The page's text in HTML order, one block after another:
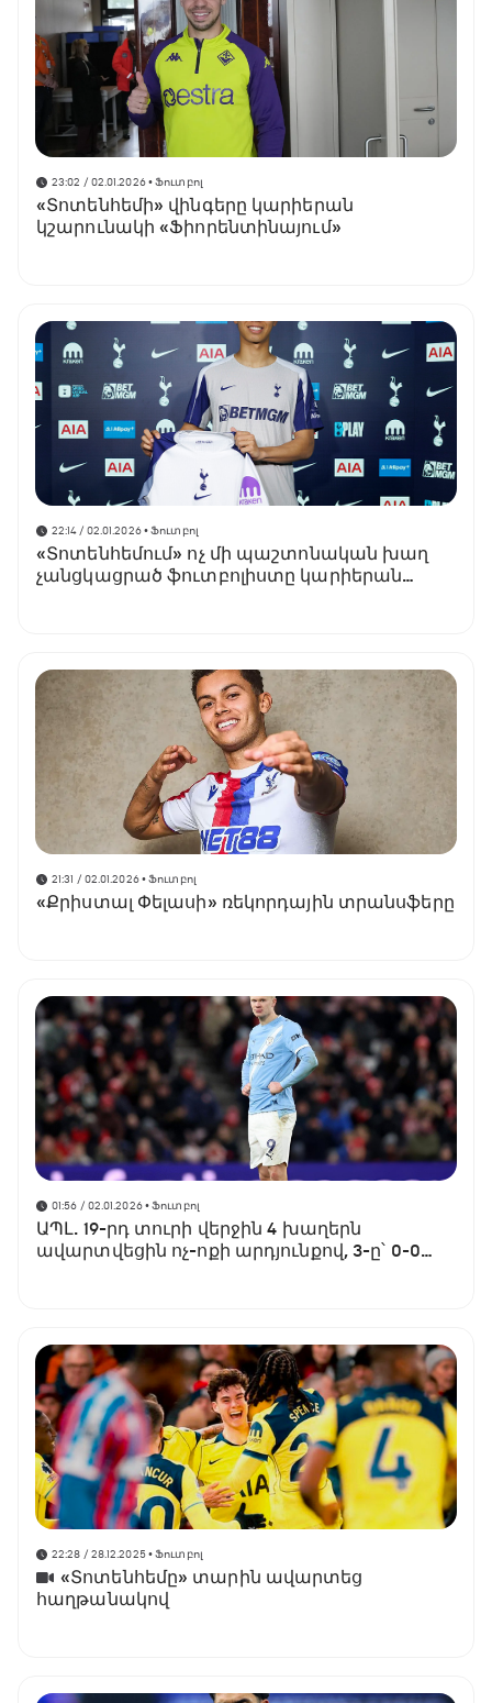
23:02 / 02.01.2026• Ֆուտբոլ
«Տոտենհեմի» վինգերը կարիերան
կշարունակի «Ֆիորենտինայում»
22:14 / 02.01.2026• Ֆուտբոլ
«Տոտենհեմում» ոչ մի պաշտոնական խաղ
չանցկացրած ֆուտբոլիստը կարիերան
21:31 / 02.01.2026• Ֆուտբոլ
«Քրիստալ Փելասի» ռեկորդային տրանսֆերը
01:56 / 02.01.2026• Ֆուտբոլ
ԱՊԼ. 19-րդ տուրի վերջին 4 խաղերն
ավարտվեցին ոչ-ոքի արդյունքով, 3-ը՝ 0-0
22:28 / 28.12.2025• Ֆուտբոլ
«Տոտենհեմը» տարին ավարտեց
հաղթանակով